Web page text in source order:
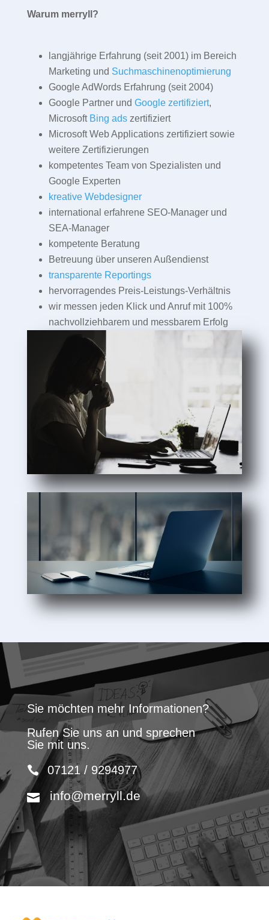
Warum merryll?
langjährige Erfahrung (seit 2001) im Bereich
Marketing und Suchmaschinenoptimierung
Google AdWords Erfahrung (seit 2004)
Google Partner und Google zertifiziert,
Microsoft Bing adszertifiziert
Microsoft Web Applications zertifiziert sowie
weitere Zertifizierungen
kompetentes Team von Spezialisten und
Google Experten
kreative Webdesigner
international erfahrene SEO-Manager und
SEA-Manager
kompetente Beratung
Betreuung über unseren Außendienst
transparente Reportings
hervorragendes Preis-Leistungs-Verhältnis
wir messen jeden Klick und Anruf mit 100%
nachvollziehbarem und messbarem Erfolg
Sie möchten mehr Informationen?
Rufen Sie uns an und sprechen
Sie mit uns.
07121 / 9294977
info@merryll.de